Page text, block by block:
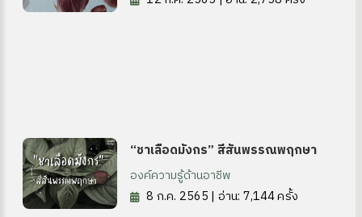
“ชาเลือดมังกร” สีสันพรรณพฤกษา
องค์ความรู้ด้านอาชีพ
8 ก.ค. 2565 | อ่าน: 7,144 ครั้ง